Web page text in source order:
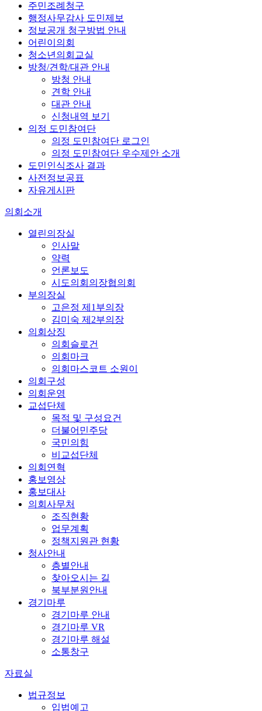
주민조례청구
행정사무감사 도민제보
정보공개 청구방법 안내
어린이의회
청소년의회교실
방청/견학/대관 안내
방청 안내
견학 안내
대관 안내
신청내역 보기
의정 도민참여단
의정 도민참여단 로그인
의정 도민참여단 우수제안 소개
도민인식조사 결과
사전정보공표
자유게시판
의회소개
열린의장실
인사말
약력
언론보도
시도의회의장협의회
부의장실
고은정 제1부의장
김미숙 제2부의장
의회상징
의회슬로건
의회마크
의회마스코트 소원이
의회구성
의회운영
교섭단체
목적 및 구성요건
더불어민주당
국민의힘
비교섭단체
의회연혁
홍보영상
홍보대사
의회사무처
조직현황
업무계획
정책지원관 현황
청사안내
층별안내
찾아오시는 길
북부분원안내
경기마루
경기마루 안내
경기마루 VR
경기마루 해설
소통창구
자료실
법규정보
입법예고